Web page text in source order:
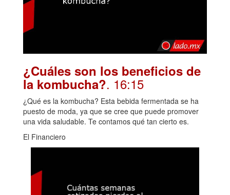
¿Cuáles son los beneficios de
la kombucha?. 16:15
¿Qué es la kombucha? Esta bebida fermentada se ha
puesto de moda, ya que se cree que puede promover
una vida saludable. Te contamos qué tan cierto es.
El Financiero